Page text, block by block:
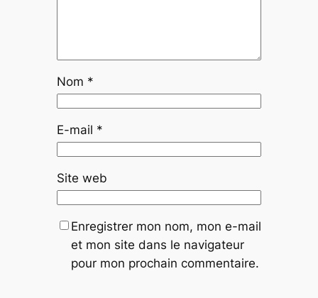
Nom *
E-mail *
Site web
Enregistrer mon nom, mon e-mail
et mon site dans le navigateur
pour mon prochain commentaire.